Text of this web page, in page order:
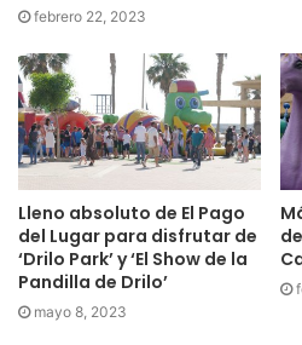
febrero 22, 2023
Lleno absoluto de El Pago
del Lugar para disfrutar de
‘Drilo Park’ y ‘El Show de la
Pandilla de Drilo’
mayo 8, 2023